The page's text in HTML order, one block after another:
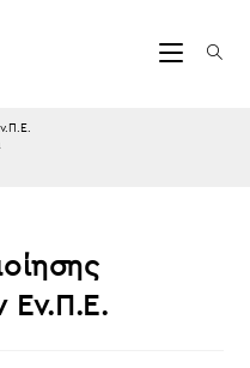
Εν.Π.Ε.